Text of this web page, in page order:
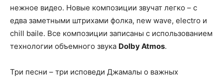
нежное видео. Новые композиции звучат легко – с
едва заметными штрихами фолка, new wave, electro и
chill baile. Все композиции записаны с использованием
технологии объемного звука Dolby Atmos.
Три песни – три исповеди Джамалы о важных